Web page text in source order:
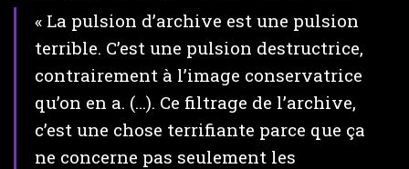
« La pulsion d’archive est une pulsion
terrible. C’est une pulsion destructrice,
contrairement à l’image conservatrice
qu’on en a. (…). Ce filtrage de l’archive,
c’est une chose terrifiante parce que ça
ne concerne pas seulement les